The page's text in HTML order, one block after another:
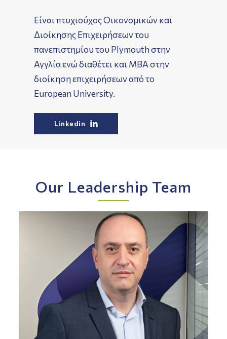
Είναι πτυχιούχος Οικονομικών και
Διοίκησης Επιχειρήσεων του
πανεπιστημίου του Plymouth στην
Αγγλία ενώ διαθέτει και MBA στην
διοίκηση επιχειρήσεων από το
European University.
Linkedin
Our Leadership Team